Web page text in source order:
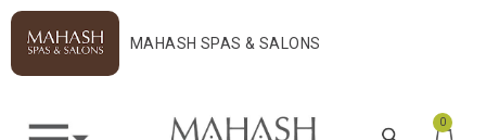
MAHASH SPAS & SALONS
0